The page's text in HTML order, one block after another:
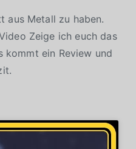
aus Metall zu haben.
Zeige ich euch das
kommt ein Review und